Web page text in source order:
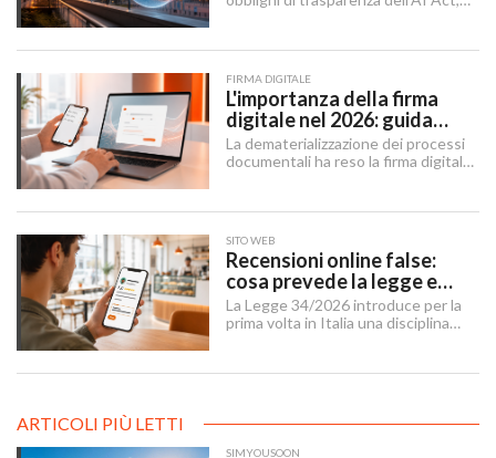
rinviato quelli sui sistemi ad alto
FIRMA DIGITALE
L'importanza della firma
digitale nel 2026: guida
completa per aziende e
professionisti
La dematerializzazione dei processi
documentali ha reso la firma digitale
SITO WEB
Recensioni online false:
cosa prevede la legge e
cosa possono fare le
imprese
La Legge 34/2026 introduce per la
prima volta in Italia una disciplina
ristorazione e del turismo.
ARTICOLI PIÙ LETTI
SIMYOUSOON